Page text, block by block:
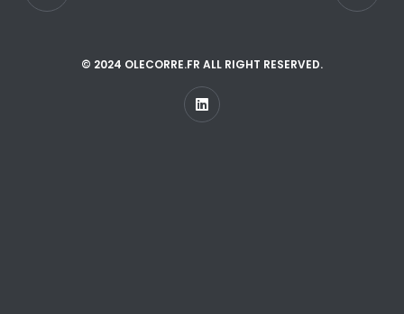
© 2024 OLECORRE.FR ALL RIGHT RESERVED.